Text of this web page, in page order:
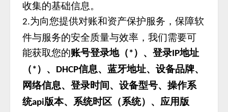
收集的基础信息。
2.为向您提供对账和资产保护服务，保障软
件与服务的安全质量与效率，我们需要可
能获取您的账号登录地（ * ）、登录IP地址
（ * ）、 DHCP信息、蓝牙地址、设备品牌、
网络信息、登录时间、设备型号、操作系
统api版本、系统时区（系统）、应用版